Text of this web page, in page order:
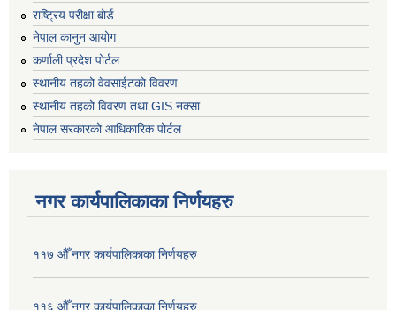
राष्ट्रिय परीक्षा बोर्ड
नेपाल कानुन आयोग
कर्णाली प्रदेश पोर्टल
स्थानीय तहको वेवसाईटको विवरण
स्थानीय तहको विवरण तथा GIS नक्सा
नेपाल सरकारको आधिकारिक पोर्टल
नगर कार्यपालिकाका निर्णयहरु
११७ औँ नगर कार्यपालिकाका निर्णयहरु
११६ औँ नगर कार्यपालिकाका निर्णयहरु